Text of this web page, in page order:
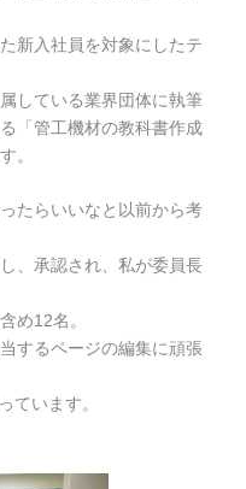
新入社員を対象にしたテ
している業界団体に執筆
「管工機材の教科書作成
。
たらいいなと以前から考
、承認され、私が委員長
め12名。
するページの編集に頑張
ています。